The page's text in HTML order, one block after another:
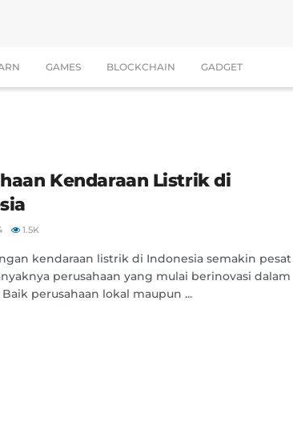
GAMES BLOCKCHAIN GADGET
Kendaraan Listrik di
1.5K
kendaraan listrik di Indonesia semakin pesat
perusahaan yang mulai berinovasi dalam
perusahaan lokal maupun ...